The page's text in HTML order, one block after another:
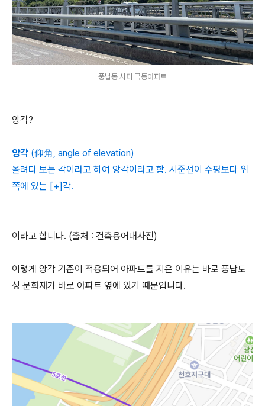
풍납동 시티 극동아파트
앙각?
앙각 (仰角, angle of elevation)
올려다 보는 각이라고 하여 앙각이라고 함. 시준선이 수평보다 위
쪽에 있는 [+]각.
이라고 합니다. (출처 : 건축용어대사전)
이렇게 앙각 기준이 적용되어 아파트를 지은 이유는 바로 풍납토
성 문화재가 바로 아파트 옆에 있기 때문입니다.